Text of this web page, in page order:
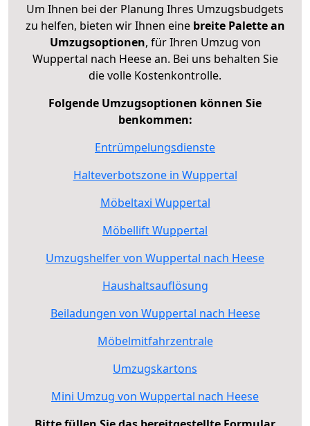
Um Ihnen bei der Planung Ihres Umzugsbudgets
zu helfen, bieten wir Ihnen eine breite Palette an
Umzugsoptionen, für Ihren Umzug von
Wuppertal nach Heese an. Bei uns behalten Sie
die volle Kostenkontrolle.
Folgende Umzugsoptionen können Sie
benkommen:
Entrümpelungsdienste
Halteverbotszone in Wuppertal
Möbeltaxi Wuppertal
Möbellift Wuppertal
Umzugshelfer von Wuppertal nach Heese
Haushaltsauflösung
Beiladungen von Wuppertal nach Heese
Möbelmitfahrzentrale
Umzugskartons
Mini Umzug von Wuppertal nach Heese